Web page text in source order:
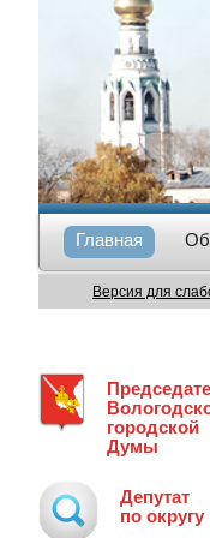
Главная
Версия для
городской
Думы
Депутат
по округу